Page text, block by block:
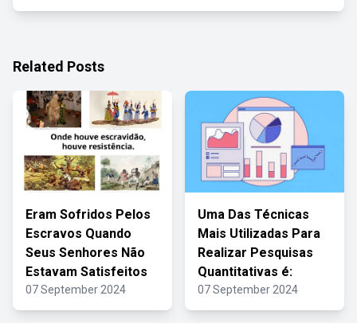
Related Posts
Eram Sofridos Pelos
Escravos Quando
Seus Senhores Não
Estavam Satisfeitos
07 September 2024
Uma Das Técnicas
Mais Utilizadas Para
Realizar Pesquisas
Quantitativas é:
07 September 2024